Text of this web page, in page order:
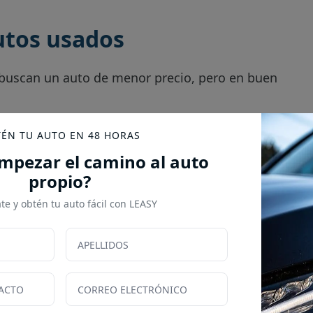
usados
un auto de menor precio, pero en buen
disponibles a través de
se tomará en cuenta el estado crediticio,
dependerá de estos factores, así
se pagan en cuotas mensuales
TU AUTO EN 48 HORAS
el camino al auto
propio?
y obtén tu auto fácil con LEASY